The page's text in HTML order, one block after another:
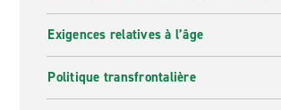
Exigences relatives à l’âge
Politique transfrontalière